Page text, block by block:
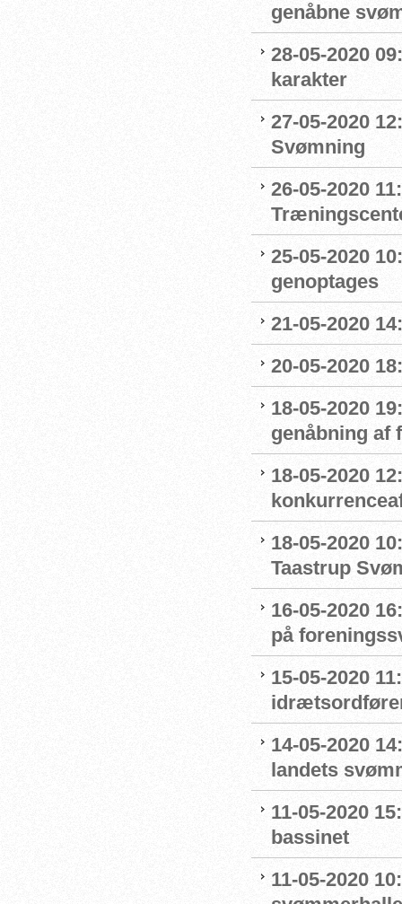
genåbne
28-05-2020
karakter
27-05-2020
Svømning
26-05-2020
25-05-2020
genoptages
21-05-2020
20-05-2020
18-05-2020
genåbning af
18-05-2020
18-05-2020
Taastrup
16-05-2020
på
15-05-2020
14-05-2020
landets
11-05-2020
bassinet
11-05-2020